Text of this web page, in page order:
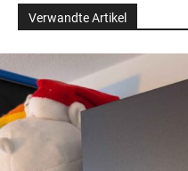
Verwandte Artikel